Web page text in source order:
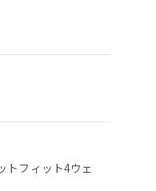
トフィット4ウェ